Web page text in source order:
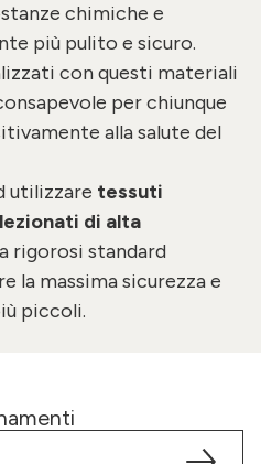
chimiche e
più pulito e sicuro.
con questi materiali
per chiunque
alla salute del
utilizzare tessuti
di alta
rigorosi standard
la massima sicurezza e
piccoli.